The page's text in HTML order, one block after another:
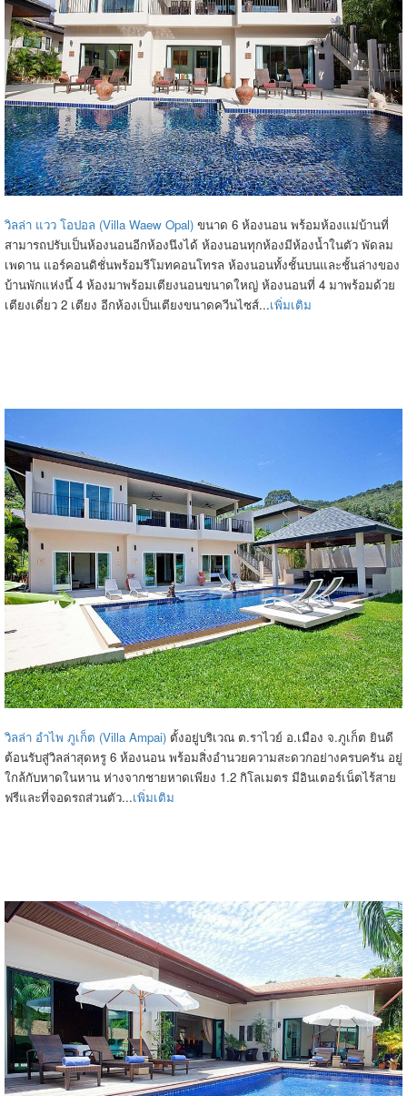
วิลล่า แวว โอปอล (Villa Waew Opal) ขนาด 6 ห้องนอน พร้อมห้องแม่บ้านที่
สามารถปรับเป็นห้องนอนอีกห้องนึงได้ ห้องนอนทุกห้องมีห้องน้ำในตัว พัดลม
เพดาน แอร์คอนดิชั่นพร้อมรีโมทคอนโทรล ห้องนอนทั้งชั้นบนและชั้นล่างของ
บ้านพักแห่งนี้ 4 ห้องมาพร้อมเตียงนอนขนาดใหญ่ ห้องนอนที่ 4 มาพร้อมด้วย
เตียงเดี่ยว 2 เตียง อีกห้องเป็นเตียงขนาดควีนไซส์...เพิ่มเติม
วิลล่า อำไพ ภูเก็ต (Villa Ampai) ตั้งอยู่บริเวณ ต.ราไวย์ อ.เมือง จ.ภูเก็ต ยินดี
ต้อนรับสู่วิลล่าสุดหรู 6 ห้องนอน พร้อมสิ่งอำนวยความสะดวกอย่างครบครัน อยู่
ใกล้กับหาดในหาน ห่างจากชายหาดเพียง 1.2 กิโลเมตร มีอินเตอร์เน็ตไร้สาย
ฟรีและที่จอดรถส่วนตัว...เพิ่มเติม